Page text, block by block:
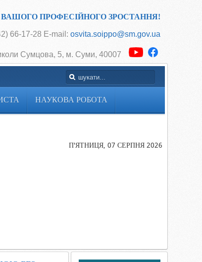
ВАШОГО ПРОФЕСІЙНОГО ЗРОСТАННЯ!
66-17-28 E-mail: osvita.soippo@sm.gov.ua
Сумцова, 5, м. Суми, 40007
НАУКОВА РОБОТА
П'ЯТНИЦЯ, 07 СЕРПНЯ 2026